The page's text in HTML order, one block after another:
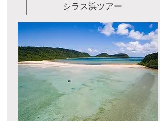
​シラス浜ツアー